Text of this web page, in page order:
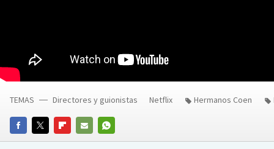
FACEBOOKTWITTERFLIPBOARD
E-
WHATSAPP
TEMAS Directores y guionistas Netflix Hermanos Coen